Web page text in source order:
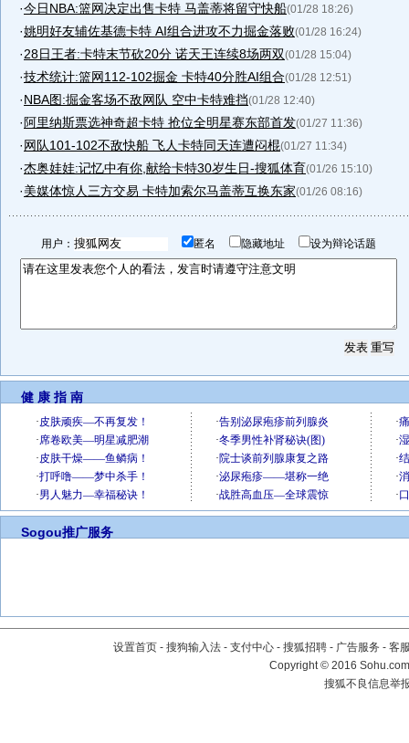
·今日NBA:篮网决定出售卡特 马盖蒂将留守快船(01/28 18:26)
·姚明好友辅佐基德卡特 AI组合进攻不力掘金落败(01/28 16:24)
·28日王者:卡特末节砍20分 诺天王连续8场两双(01/28 15:04)
·技术统计:篮网112-102掘金 卡特40分胜AI组合(01/28 12:51)
·NBA图:掘金客场不敌网队 空中卡特难挡(01/28 12:40)
· 阿里纳斯票选神奇超卡特 抢位全明星赛东部首发(01/27 11:36)
·网队101-102不敌快船 飞人卡特同天连遭闷棍(01/27 11:34)
·杰奥娃娃:记忆中有你,献给卡特30岁生日-搜狐体育(01/26 15:10)
·美媒体惊人三方交易 卡特加索尔马盖蒂互换东家(01/26 08:16)
用户： 匿名 隐藏地址 设为辩论话题
健 康 指 南
Sogou推广服务
设置首页 - 搜狗输入法 - 支付中心 - 搜狐招聘 - 广告服务 - 客
Copyright©2016
搜狐不良信息举